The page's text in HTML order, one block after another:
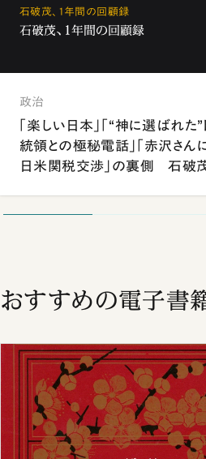
石破茂、1年間の回顧録
石破茂、1年間の回顧録
政治
「楽しい日本」「“神に選ばれた
統領との極秘電話」「赤沢さん
日米関税交渉」の裏側 石破
おすすめの電子書